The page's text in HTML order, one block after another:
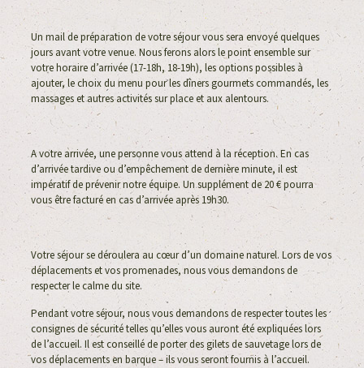
Un mail de préparation de votre séjour vous sera envoyé quelques
jours avant votre venue. Nous ferons alors le point ensemble sur
votre horaire d’arrivée (17-18h, 18-19h), les options possibles à
ajouter, le choix du menu pour les dîners gourmets commandés, les
massages et autres activités sur place et aux alentours.
A votre arrivée, une personne vous attend à la réception. En cas
d’arrivée tardive ou d’empêchement de dernière minute, il est
impératif de prévenir notre équipe. Un supplément de 20 € pourra
vous être facturé en cas d’arrivée après 19h30.
Votre séjour se déroulera au cœur d’un domaine naturel. Lors de vos
déplacements et vos promenades, nous vous demandons de
respecter le calme du site.
Pendant votre séjour, nous vous demandons de respecter toutes les
consignes de sécurité telles qu’elles vous auront été expliquées lors
de l’accueil. Il est conseillé de porter des gilets de sauvetage lors de
vos déplacements en barque – ils vous seront fournis à l’accueil.